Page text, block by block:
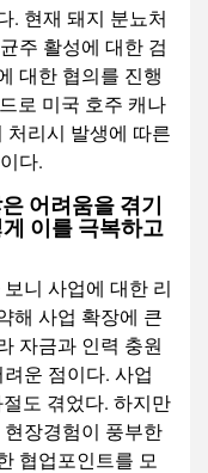
. 현재 돼지 분뇨처
주 활성에 대한 검
대한 협의를 진행
로 미국 호주 캐나
처리시 발생에 따른
다.
어려움을 겪기
이를 극복하고
니 사업에 대한 리
해 사업 확장에 큰
자금과 인력 충원
운 점이다. 사업
도 겪었다. 하지만
장경험이 풍부한
협업포인트를 모